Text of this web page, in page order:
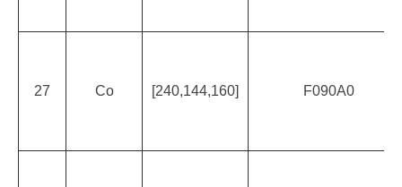
27 Co [240,144,160] F090A0